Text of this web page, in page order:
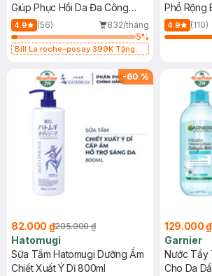
Giúp Phục Hồi Da Đa Công
Dụng 40ml
4.9 (56)
832/tháng
5%
Bill La roche-posay 399K Tặng
(SL có hạn)
Phổ Rộng
40ml
4.9 (110)
-60 %
82.000 ₫205.000 ₫
Hatomugi
Sữa Tắm Hatomugi Dưỡng Ẩm
Chiết Xuất Ý Dĩ 800ml
129.000 ₫
Garnier
Nước Tẩy
Cho Da